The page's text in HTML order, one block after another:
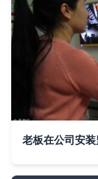
老板在公司安